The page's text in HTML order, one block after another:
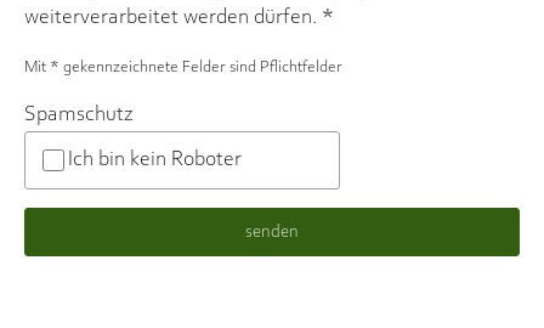
weiterverarbeitet werden dürfen. *
Mit * gekennzeichnete Felder sind Pflichtfelder
Spamschutz
Ich bin kein Roboter
senden